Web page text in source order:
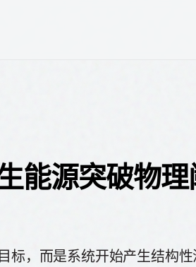
能源突破物理
标，而是系统开始产生结构